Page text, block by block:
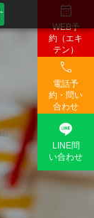

WEB予
約（エキ
テン）

電話予
約・問い
合わせ

LINE問
い合わせ